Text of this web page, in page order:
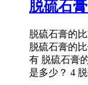
脱硫石
脱硫石膏的
脱硫石膏的
有 脱硫石膏
是多少？ 4